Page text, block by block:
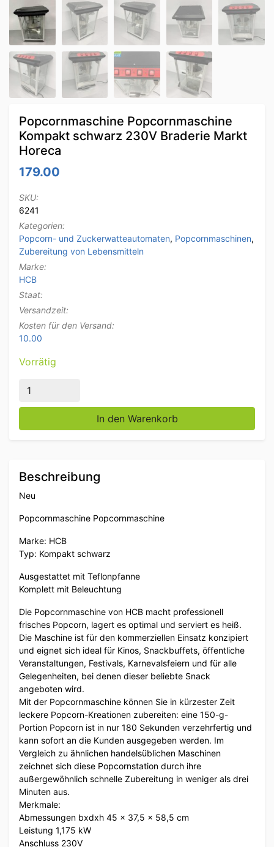
Popcornmaschine Popcornmaschine
Kompakt schwarz 230V Braderie Markt
Horeca
179.00
SKU:
6241
Kategorien:
Popcorn- und Zuckerwatteautomaten, Popcornmaschinen,
Zubereitung von Lebensmitteln
Marke:
HCB
Staat:
Versandzeit:
Kosten für den Versand:
10.00
Vorrätig
Popcornmaschine Popcornmaschine Kompakt
In den Warenkorb
Beschreibung
Neu
Popcornmaschine Popcornmaschine
Marke: HCB
Typ: Kompakt schwarz
Ausgestattet mit Teflonpfanne
Komplett mit Beleuchtung
Die Popcornmaschine von HCB macht professionell
frisches Popcorn, lagert es optimal und serviert es heiß.
Die Maschine ist für den kommerziellen Einsatz konzipiert
und eignet sich ideal für Kinos, Snackbuffets, öffentliche
Veranstaltungen, Festivals, Karnevalsfeiern und für alle
Gelegenheiten, bei denen dieser beliebte Snack
angeboten wird.
Mit der Popcornmaschine können Sie in kürzester Zeit
leckere Popcorn-Kreationen zubereiten: eine 150-g-
Portion Popcorn ist in nur 180 Sekunden verzehrfertig und
kann sofort an die Kunden ausgegeben werden. Im
Vergleich zu ähnlichen handelsüblichen Maschinen
zeichnet sich diese Popcornstation durch ihre
außergewöhnlich schnelle Zubereitung in weniger als drei
Minuten aus.
Merkmale:
Abmessungen bxdxh 45 x 37,5 x 58,5 cm
Leistung 1,175 kW
Anschluss 230V